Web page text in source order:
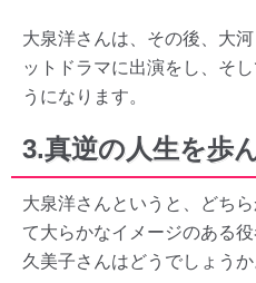
大泉洋さんは、その後、大
ットドラマに出演をし、そ
うになります。
3.真逆の人生を歩
大泉洋さんというと、どち
て大らかなイメージのある
久美子さんはどうでしょうか